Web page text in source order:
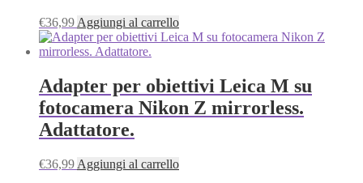
€36,99 Aggiungi al carrello
Adapter per obiettivi Leica M su
fotocamera Nikon Z mirrorless.
Adattatore.
€36,99 Aggiungi al carrello